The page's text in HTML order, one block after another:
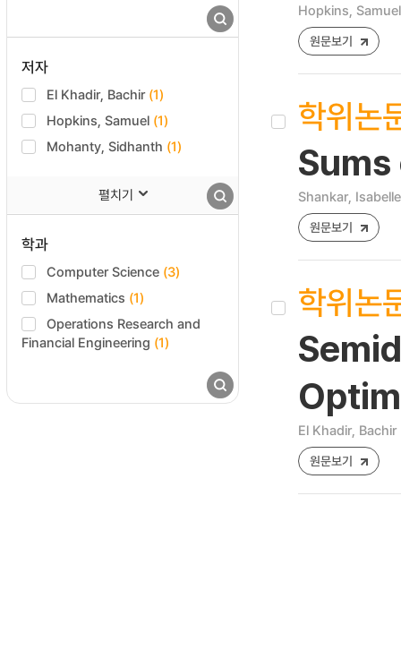
저자
El Khadir, Bachir (1)
Hopkins, Samuel (1)
Mohanty, Sidhanth (1)
펼치기
학과
Computer Science (3)
Mathematics (1)
Operations Research and
Financial Engineering (1)
Hopkins, Samuel
원문보기
학위논
Shankar, Isabelle
원문보기
학위논
El Khadir, Bachir
원문보기